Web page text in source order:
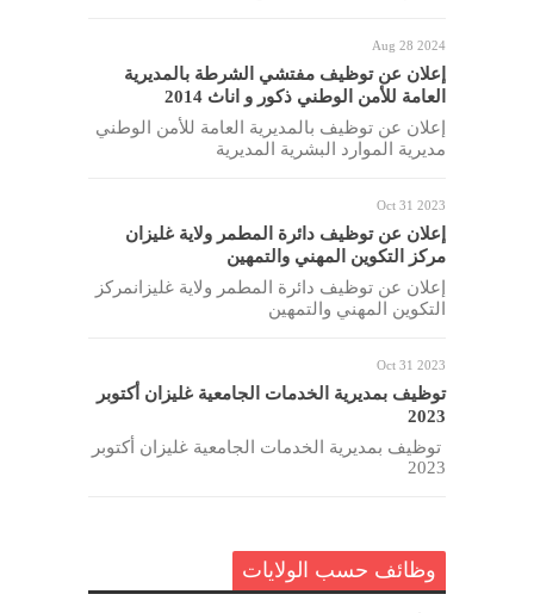
Aug 28 2024
إعلان عن توظيف مفتشي الشرطة بالمديرية
العامة للأمن الوطني ذكور و اناث 2014
إعلان عن توظيف بالمديرية العامة للأمن الوطني
مديرية الموارد البشرية المديرية
Oct 31 2023
إعلان عن توظيف دائرة المطمر ولاية غليزان
مركز التكوين المهني والتمهين
إعلان عن توظيف دائرة المطمر ولاية غليزانمركز
التكوين المهني والتمهين
Oct 31 2023
توظيف بمديرية الخدمات الجامعية غليزان أكتوبر
2023
توظيف بمديرية الخدمات الجامعية غليزان أكتوبر
2023
وظائف حسب الولايات